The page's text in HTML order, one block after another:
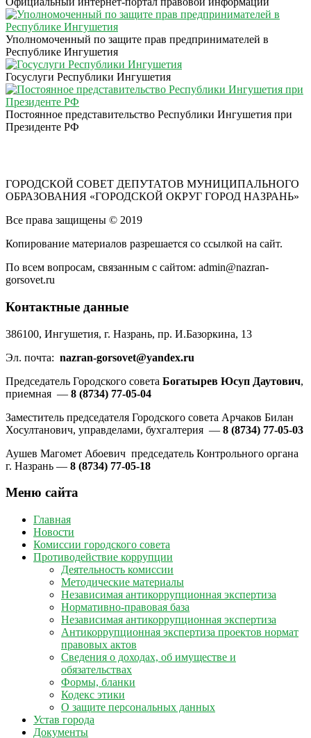
Уполномоченный по защите прав предпринимателей в
Республике Ингушетия
Госуслуги Республики Ингушетия
Постоянное представительство Республики Ингушетия при
Президенте РФ
ГОРОДСКОЙ СОВЕТ ДЕПУТАТОВ МУНИЦИПАЛЬНОГО
ОБРАЗОВАНИЯ «ГОРОДСКОЙ ОКРУГ ГОРОД НАЗРАНЬ»
Все права защищены © 2019
Копирование материалов разрешается со ссылкой на сайт.
По всем вопросам, связанным с сайтом: admin@nazran-
gorsovet.ru
Контактные данные
386100, Ингушетия, г. Назрань, пр. И.Базоркина, 13
Эл. почта: nazran-gorsovet@yandex.ru
Председатель Городского совета Богатырев Юсуп Даутович,
приемная — 8 (8734) 77-05-04
Заместитель председателя Городского совета Арчаков Билан
Хосултанович, управделами, бухгалтерия — 8 (8734) 77-05-03
Аушев Магомет Абоевич председатель Контрольного органа
г. Назрань — 8 (8734) 77-05-18
Меню сайта
Главная
Новости
Комиссии городского совета
Противодействие коррупции
Деятельность комиссии
Методические материалы
Независимая антикоррупционная экспертиза
Нормативно-правовая база
Независимая антикоррупционная экспертиза
Антикоррупционная экспертиза проектов нормат
правовых актов
Сведения о доходах, об имуществе и
обязательствах
Формы, бланки
Кодекс этики
О защите персональных данных
Устав города
Документы